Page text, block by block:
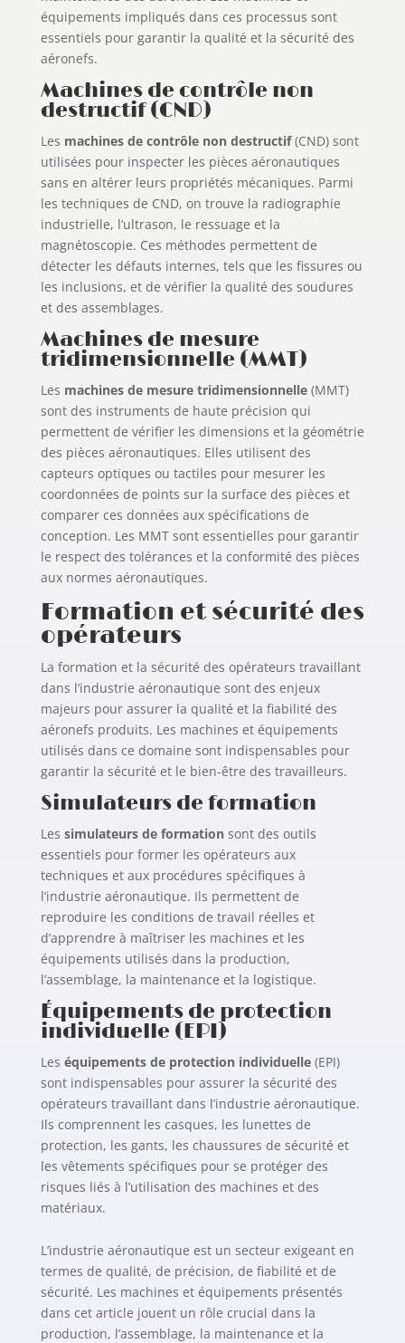
équipements impliqués dans ces processus sont
essentiels pour garantir la qualité et la sécurité des
aéronefs.
Machines de contrôle non
destructif (CND)
Les machines de contrôle non destructif(CND) sont
utilisées pour inspecter les pièces aéronautiques
sans en altérer leurs propriétés mécaniques. Parmi
les techniques de CND, on trouve la radiographie
industrielle, l’ultrason, le ressuage et la
magnétoscopie. Ces méthodes permettent de
détecter les défauts internes, tels que les fissures ou
les inclusions, et de vérifier la qualité des soudures
et des assemblages.
Machines de mesure
tridimensionnelle (MMT)
Les machines de mesure tridimensionnelle(MMT)
sont des instruments de haute précision qui
permettent de vérifier les dimensions et la géométrie
des pièces aéronautiques. Elles utilisent des
capteurs optiques ou tactiles pour mesurer les
coordonnées de points sur la surface des pièces et
comparer ces données aux spécifications de
conception. Les MMT sont essentielles pour garantir
le respect des tolérances et la conformité des pièces
aux normes aéronautiques.
Formation et sécurité des
opérateurs
La formation et la sécurité des opérateurs travaillant
dans l’industrie aéronautique sont des enjeux
majeurs pour assurer la qualité et la fiabilité des
aéronefs produits. Les machines et équipements
utilisés dans ce domaine sont indispensables pour
garantir la sécurité et le bien-être des travailleurs.
Simulateurs de formation
Les simulateurs de formation sont des outils
essentiels pour former les opérateurs aux
techniques et aux procédures spécifiques à
l’industrie aéronautique. Ils permettent de
reproduire les conditions de travail réelles et
d’apprendre à maîtriser les machines et les
équipements utilisés dans la production,
l’assemblage, la maintenance et la logistique.
Équipements de protection
individuelle (EPI)
Les équipements de protection individuelle(EPI)
sont indispensables pour assurer la sécurité des
opérateurs travaillant dans l’industrie aéronautique.
Ils comprennent les casques, les lunettes de
protection, les gants, les chaussures de sécurité et
les vêtements spécifiques pour se protéger des
risques liés à l’utilisation des machines et des
matériaux.
L’industrie aéronautique est un secteur exigeant en
termes de qualité, de précision, de fiabilité et de
sécurité. Les machines et équipements présentés
dans cet article jouent un rôle crucial dans la
production, l’assemblage, la maintenance et la